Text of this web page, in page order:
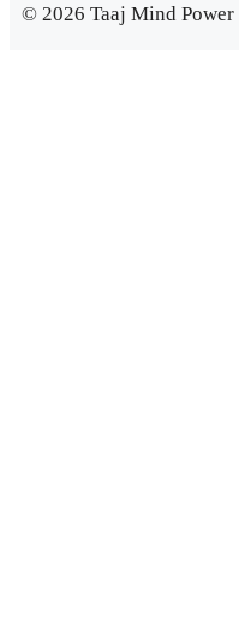
© 2026 Taaj Mind Power